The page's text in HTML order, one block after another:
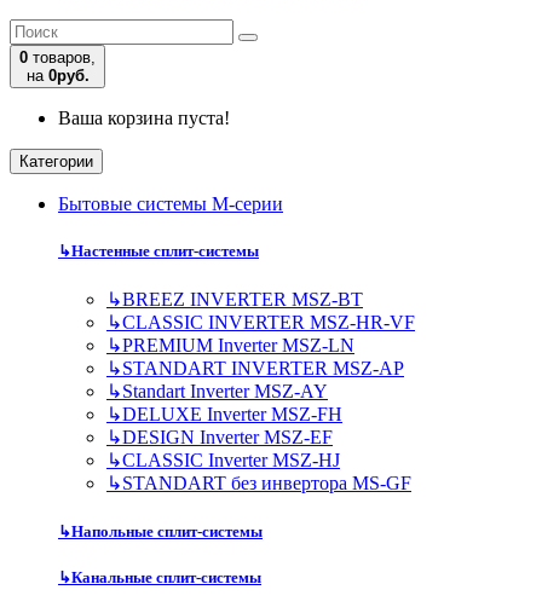
0 товаров,
на 0руб.
Ваша корзина пуста!
Категории
Бытовые системы M-серии
↳Настенные сплит-системы
↳BREEZ INVERTER MSZ-BT
↳CLASSIC INVERTER MSZ-HR-VF
↳PREMIUM Inverter MSZ-LN
↳STANDART INVERTER MSZ-AP
↳Standart Inverter MSZ-AY
↳DELUXE Inverter MSZ-FH
↳DESIGN Inverter MSZ-EF
↳CLASSIC Inverter MSZ-HJ
↳STANDART без инвертора MS-GF
↳Напольные сплит-системы
↳Канальные сплит-системы